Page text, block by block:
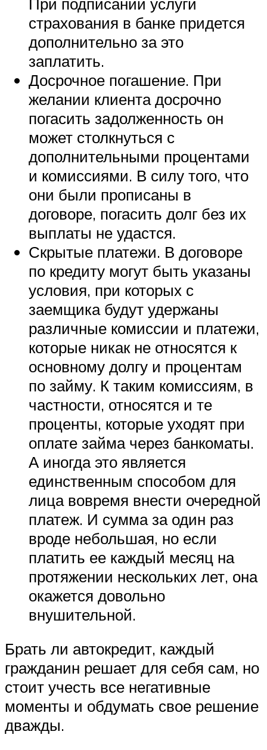
страхования в банке придется
дополнительно за это
заплатить.
Досрочное погашение. При
желании клиента досрочно
погасить задолженность он
может столкнуться с
дополнительными процентами
и комиссиями. В силу того, что
они были прописаны в
договоре, погасить долг без их
выплаты не удастся.
Скрытые платежи. В договоре
по кредиту могут быть указаны
условия, при которых с
заемщика будут удержаны
различные комиссии и платежи,
которые никак не относятся к
основному долгу и процентам
по займу. К таким комиссиям, в
частности, относятся и те
проценты, которые уходят при
оплате займа через банкоматы.
А иногда это является
единственным способом для
лица вовремя внести очередной
платеж. И сумма за один раз
вроде небольшая, но если
платить ее каждый месяц на
протяжении нескольких лет, она
окажется довольно
внушительной.
Брать ли автокредит, каждый
гражданин решает для себя сам, но
стоит учесть все негативные
моменты и обдумать свое решение
дважды.